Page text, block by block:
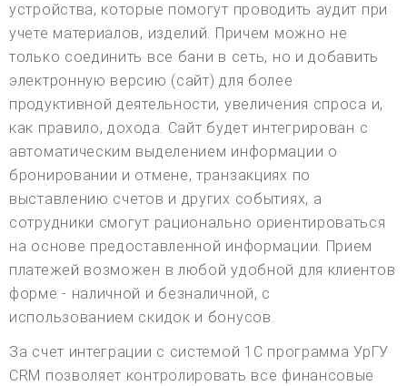
устройства, которые помогут проводить аудит при
учете материалов, изделий. Причем можно не
только соединить все бани в сеть, но и добавить
электронную версию (сайт) для более
продуктивной деятельности, увеличения спроса и,
как правило, дохода. Сайт будет интегрирован с
автоматическим выделением информации о
бронировании и отмене, транзакциях по
выставлению счетов и других событиях, а
сотрудники смогут рационально ориентироваться
на основе предоставленной информации. Прием
платежей возможен в любой удобной для клиентов
форме - наличной и безналичной, с
использованием скидок и бонусов.
За счет интеграции с системой 1С программа УрГУ
CRM позволяет контролировать все финансовые